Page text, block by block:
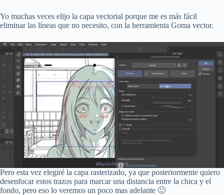
Yo muchas veces elijo la capa vectorial porque me es más fácil
eliminar las líneas que no necesito, con la herramienta Goma vector.
Pero esta vez elegiré la capa rasterizado, ya que posteriormente quiero
desenfocar estos trazos para marcar una distancia entre la chica y el
fondo, pero eso lo veremos un poco mas adelante 🙂